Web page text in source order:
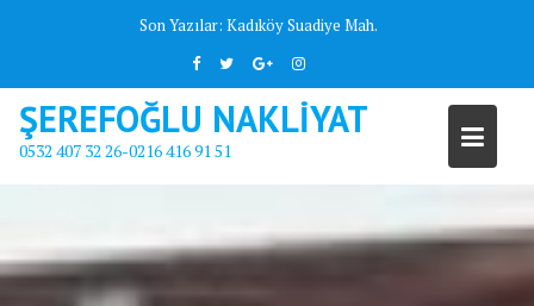
Son Yazılar: Kadıköy Suadiye Mah.
ŞEREFOĞLU NAKLİYAT
0532 407 32 26-0216 416 91 51